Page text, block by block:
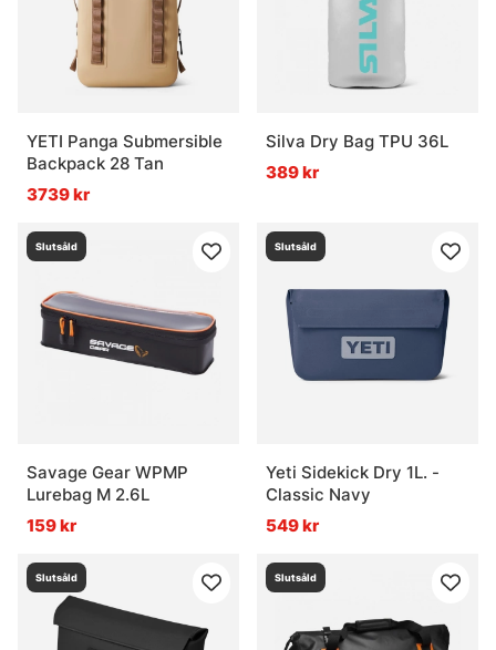
YETI Panga Submersible
Backpack 28 Tan
3739 kr
Silva Dry Bag TPU 36L
389 kr
Slutsåld
Savage Gear WPMP
Lurebag M 2.6L
159 kr
Slutsåld
Yeti Sidekick Dry 1L. -
Classic Navy
549 kr
Slutsåld Slutsåld